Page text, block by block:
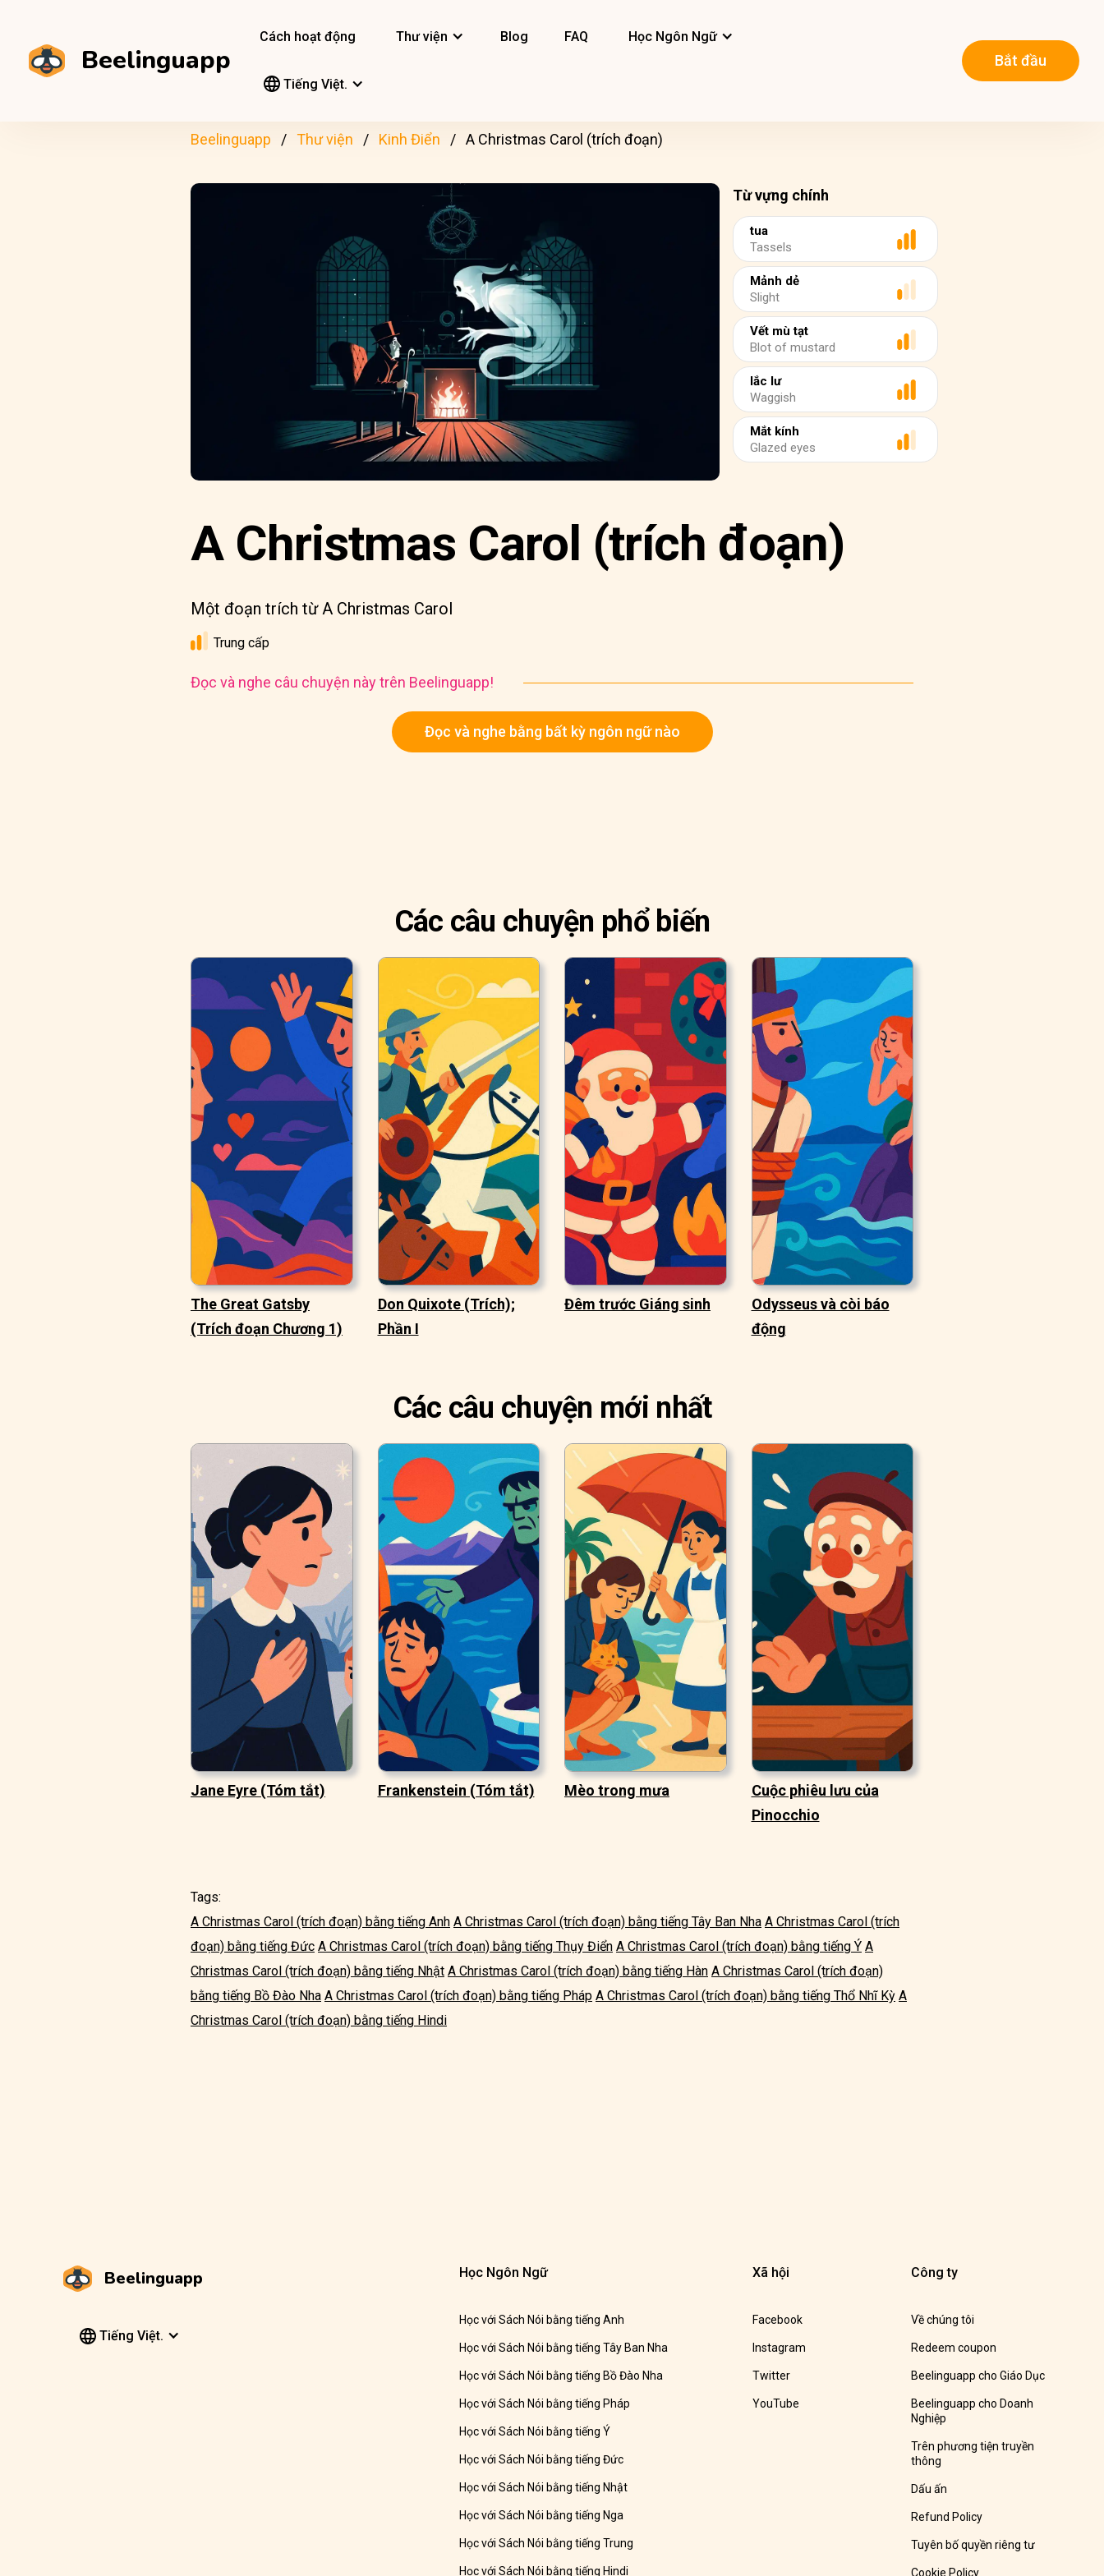
Beelinguapp
Cách hoạt động Thư viện Blog FAQ Học Ngôn Ngữ
Tiếng Việt.
Bắt đầu
Beelinguapp Thư viện Kinh Điển A Christmas Carol (trích đoạn)
Từ vựng chính
tua
Tassels
Mảnh dẻ
Slight
Vết mù tạt
Blot of mustard
lắc lư
Waggish
Mắt kính
Glazed eyes
A Christmas Carol (trích đoạn)
Một đoạn trích từ A Christmas Carol
Trung cấp
Đọc và nghe câu chuyện này trên Beelinguapp!
Đọc và nghe bằng bất kỳ ngôn ngữ nào
Các câu chuyện phổ biến
The Great Gatsby
(Trích đoạn Chương 1)
Don Quixote (Trích);
Phần I
Đêm trước Giáng sinh
Odysseus và còi báo
động
Các câu chuyện mới nhất
Jane Eyre (Tóm tắt) Frankenstein (Tóm tắt) Mèo trong mưa
Cuộc phiêu lưu của
Pinocchio
Tags:
A Christmas Carol (trích đoạn) bằng tiếng Anh A Christmas Carol (trích đoạn) bằng tiếng Tây Ban Nha A Christmas Carol (trích
đoạn) bằng tiếng Đức A Christmas Carol (trích đoạn) bằng tiếng Thụy Điển A Christmas Carol (trích đoạn) bằng tiếng Ý A
Christmas Carol (trích đoạn) bằng tiếng Nhật A Christmas Carol (trích đoạn) bằng tiếng Hàn A Christmas Carol (trích đoạn)
bằng tiếng Bồ Đào Nha A Christmas Carol (trích đoạn) bằng tiếng Pháp A Christmas Carol (trích đoạn) bằng tiếng Thổ Nhĩ Kỳ A
Christmas Carol (trích đoạn) bằng tiếng Hindi
Beelinguapp
Tiếng Việt.
Học Ngôn Ngữ
Học với Sách Nói bằng tiếng Anh
Học với Sách Nói bằng tiếng Tây Ban Nha
Học với Sách Nói bằng tiếng Bồ Đào Nha
Học với Sách Nói bằng tiếng Pháp
Học với Sách Nói bằng tiếng Ý
Học với Sách Nói bằng tiếng Đức
Học với Sách Nói bằng tiếng Nhật
Học với Sách Nói bằng tiếng Nga
Học với Sách Nói bằng tiếng Trung
Học với Sách Nói bằng tiếng Hindi
Xã hội
Facebook
Instagram
Twitter
YouTube
Công ty
Về chúng tôi
Redeem coupon
Beelinguapp cho Giáo Dục
Beelinguapp cho Doanh
Nghiệp
Trên phương tiện truyền
thông
Dấu ấn
Refund Policy
Tuyên bố quyền riêng tư
Cookie Policy